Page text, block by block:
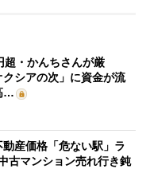
超・かんちさんが厳
シアの次」に資金が流
…
動産価格「危ない駅」ラ
古マンション売れ行き鈍